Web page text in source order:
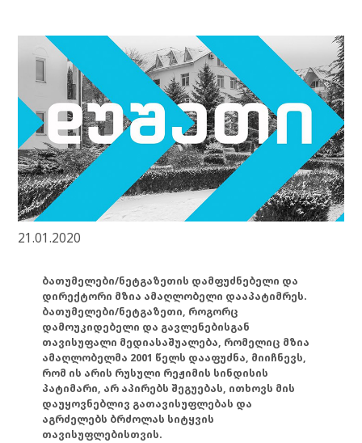
21.01.2020
ბათუმელები/ნეტგაზეთის დამფუძნებელი და
დირექტორი მზია ამაღლობელი დააპატიმრეს.
ბათუმელები/ნეტგაზეთი, როგორც
დამოუკიდებელი და გავლენებისგან
თავისუფალი მედიასაშუალება, რომელიც მზია
ამაღლობელმა 2001 წელს დააფუძნა, მიიჩნევს,
რომ ის არის რუსული რეჟიმის სინდისის
პატიმარი, არ აპირებს შეგუებას, ითხოვს მის
დაუყოვნებლივ გათავისუფლებას და
აგრძელებს ბრძოლას სიტყვის
თავისუფლებისთვის.